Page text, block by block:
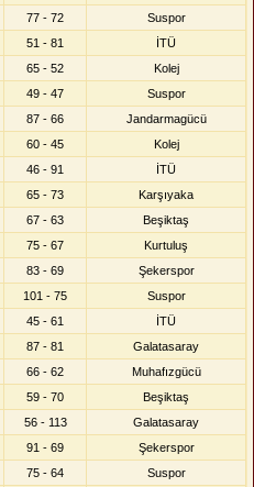
77 - 72
Suspor
51 - 81
İTÜ
65 - 52
Kolej
49 - 47
Suspor
87 - 66
Jandarmagücü
60 - 45
Kolej
46 - 91
İTÜ
65 - 73
Karşıyaka
67 - 63
Beşiktaş
75 - 67
Kurtuluş
83 - 69
Şekerspor
101 - 75
Suspor
45 - 61
İTÜ
87 - 81
Galatasaray
66 - 62
Muhafızgücü
59 - 70
Beşiktaş
56 - 113
Galatasaray
91 - 69
Şekerspor
75 - 64 Suspor